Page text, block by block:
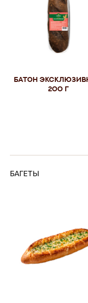
Батон
200 г
БАГЕТЫ